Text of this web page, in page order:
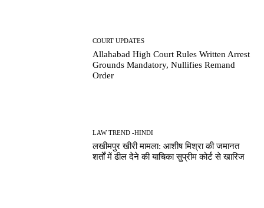
COURT UPDATES
Allahabad High Court Rules Written Arrest
Grounds Mandatory, Nullifies Remand
Order
LAW TREND -HINDI
लखीमपुर खीरी मामला: आशीष मिश्रा की जमानत
शर्तों में ढील देने की याचिका सुप्रीम कोर्ट से खारिज